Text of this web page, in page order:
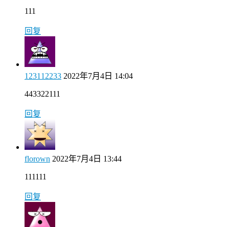
111
回复
123112233 2022年7月4日 14:04
443322111
回复
florown 2022年7月4日 13:44
111111
回复